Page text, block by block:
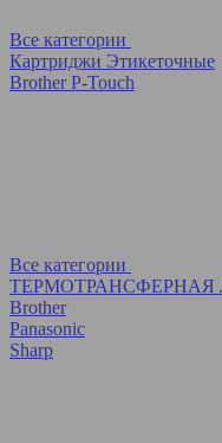
Все категории
Картриджи Этикеточные
Brother P-Touch
Все категории
ТЕРМОТРАНСФЕРНАЯ
Brother
Panasonic
Sharp